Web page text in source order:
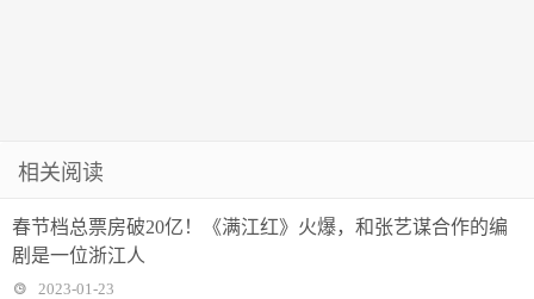
相关阅读
春节档总票房破20亿！《满江红》火爆，和张艺谋合作的编
剧是一位浙江人
2023-01-23